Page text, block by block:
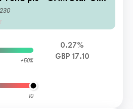
Ordinary Hedged GBP A
+50%
10
0.27%
GBP 17.10